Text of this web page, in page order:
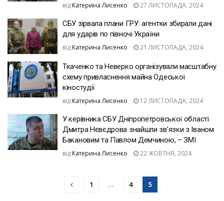
від Катерина Лисенко 27 ЛИСТОПАДА, 2024
СБУ зірвала плани ГРУ: агентки збирали дані
для ударів по півночі України
від Катерина Лисенко 21 ЛИСТОПАДА, 2024
Ткаченко та Неверко організували масштабну
схему привласнення майна Одеської
кіностудії
від Катерина Лисенко 12 ЛИСТОПАДА, 2024
У керівника СБУ Дніпропетровської області
Дмитра Нєвєдрова знайшли звʼязки з Іваном
Бакановим та Павлом Демчиною, – ЗМІ
від Катерина Лисенко 22 ЖОВТНЯ, 2024
1 … 4 5